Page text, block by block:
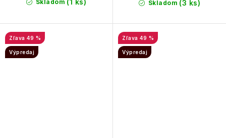
Skladom (1 ks) Skladom (3 ks)
49 %
Výpredaj
49 %
Výpredaj